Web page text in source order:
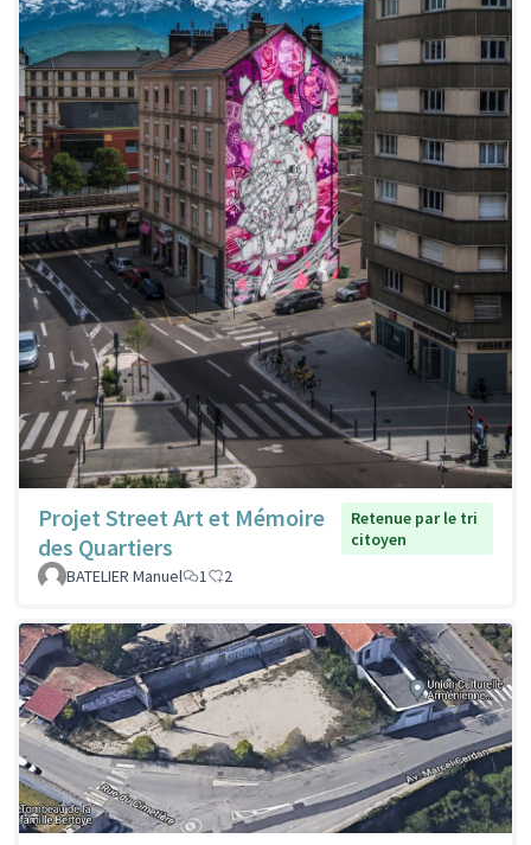
Projet Street Art et Mémoire
des Quartiers
Retenue par le tri
citoyen
BATELIER Manuel
1 2